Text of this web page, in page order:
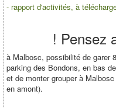
- rapport d'activités, à
! Pensez
à Malbosc, possibilité de garer
parking des Bondons, en bas
et de monter grouper à
en amont).